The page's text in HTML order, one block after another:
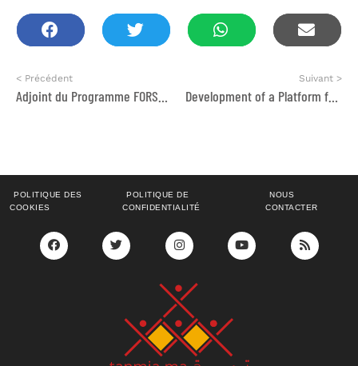
< Précédent Suivant >
Development of a Platform for the Interactive Online Training Module on Accessing Information Platform
POLITIQUE DES
COOKIES
POLITIQUE DE
CONFIDENTIALITÉ
NOUS
CONTACTER